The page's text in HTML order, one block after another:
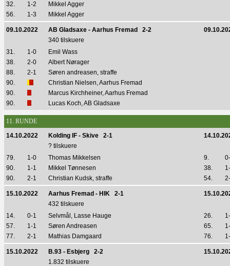
32.
1-2
Mikkel Agger
56.
1-3 Mikkel Agger
09.10.2022 AB Gladsaxe - Aarhus Fremad 2-2
340 tilskuere
31.
1-0
Emil Wass
38.
2-0
Albert Nørager
88.
2-1
Søren andreasen, straffe
90.
Christian Nielsen, Aarhus Fremad
90.
Marcus Kirchheiner, Aarhus Fremad
90.
Lucas Koch, AB Gladsaxe
11. RUNDE
14.10.2022
Kolding IF - Skive 2-1
? tilskuere
79.
1-0 Thomas Mikkelsen 9.
90.
1-1 Mikkel Tønnesen 38.
90.
2-1 Christian Kudsk, straffe 54.
15.10.2022 Aarhus Fremad - HIK 2-1
432 tilskuere
14.
0-1 Selvmål, Lasse Hauge 26.
57.
1-1 Søren Andreasen 65.
77.
2-1 Mathias Damgaard 76.
15.10.2022 B.93 - Esbjerg 2-2
1.832 tilskuere